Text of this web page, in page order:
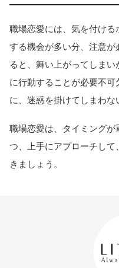
職場恋愛には、気を付け
する機会が多い分、注意が
ると、舞い上がってしま
に行動することが必要不
に、迷惑を掛けてしまわな
職場恋愛は、タイミング
つ、上手にアプローチし
きましょう。